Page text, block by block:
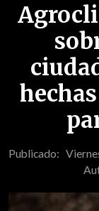
Publicado: